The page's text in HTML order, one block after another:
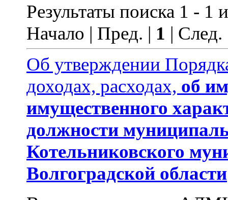
Результаты поиска 1 - 1
Начало | Пред. | 1 |
Об утверждении
доходах, расходах, об
имущественного
должности
Котельниковского
Волгоградской области